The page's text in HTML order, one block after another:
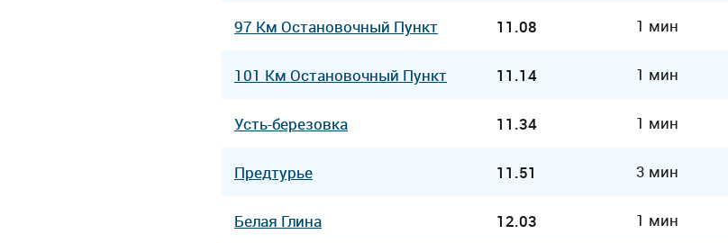
97 Км Остановочный Пункт 11.08 1 мин
101 Км Остановочный Пункт 11.14 1 мин
Усть-березовка 11.34 1 мин
Предтурье 11.51 3 мин
Белая Глина 12.03 1 мин